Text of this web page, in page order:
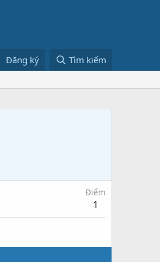
Đăng ký Tìm kiếm
Điểm
1